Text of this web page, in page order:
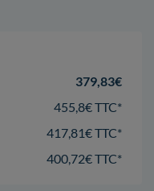
379,83€
455,8€ TTC*
417,81€ TTC*
400,72€ TTC*